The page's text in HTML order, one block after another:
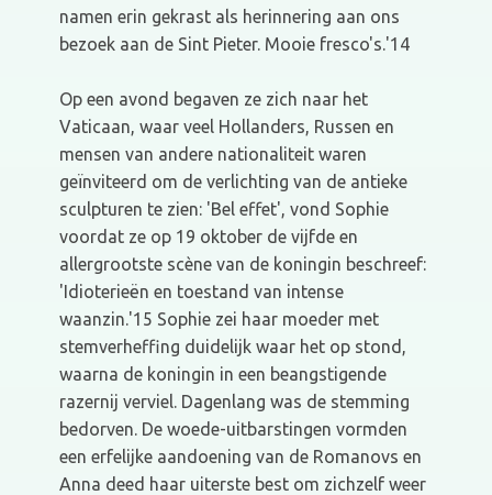
namen erin gekrast als herinnering aan ons
bezoek aan de Sint Pieter. Mooie fresco's.'14
Op een avond begaven ze zich naar het
Vaticaan, waar veel Hollanders, Russen en
mensen van andere nationaliteit waren
geïnviteerd om de verlichting van de antieke
sculpturen te zien: 'Bel effet', vond Sophie
voordat ze op 19 oktober de vijfde en
allergrootste scène van de koningin beschreef:
'Idioterieën en toestand van intense
waanzin.'15 Sophie zei haar moeder met
stemverheffing duidelijk waar het op stond,
waarna de koningin in een beangstigende
razernij verviel. Dagenlang was de stemming
bedorven. De woede-uitbarstingen vormden
een erfelijke aandoening van de Romanovs en
Anna deed haar uiterste best om zichzelf weer